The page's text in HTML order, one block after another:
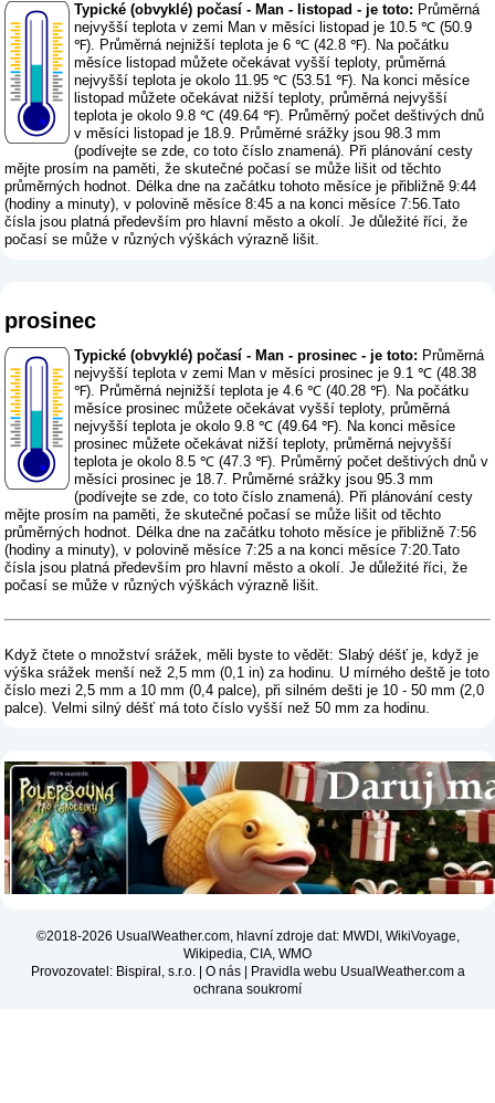
Typické (obvyklé) počasí - Man - listopad - je toto: Průměrná
nejvyšší teplota v zemi Man v měsíci listopad je 10.5 ℃ (50.9
℉). Průměrná nejnižší teplota je 6 ℃ (42.8 ℉). Na počátku
měsíce listopad můžete očekávat vyšší teploty, průměrná
nejvyšší teplota je okolo 11.95 ℃ (53.51 ℉). Na konci měsíce
listopad můžete očekávat nižší teploty, průměrná nejvyšší
teplota je okolo 9.8 ℃ (49.64 ℉). Průměrný počet deštivých dnů
v měsíci listopad je 18.9. Průměrné srážky jsou 98.3 mm
(podívejte se zde, co toto číslo znamená). Při plánování cesty
mějte prosím na paměti, že skutečné počasí se může lišit od těchto
průměrných hodnot. Délka dne na začátku tohoto měsíce je přibližně 9:44
(hodiny a minuty), v polovině měsíce 8:45 a na konci měsíce 7:56.Tato
čísla jsou platná především pro hlavní město a okolí. Je důležité říci, že
počasí se může v různých výškách výrazně lišit.
prosinec
Typické (obvyklé) počasí - Man - prosinec - je toto: Průměrná
nejvyšší teplota v zemi Man v měsíci prosinec je 9.1 ℃ (48.38
℉). Průměrná nejnižší teplota je 4.6 ℃ (40.28 ℉). Na počátku
měsíce prosinec můžete očekávat vyšší teploty, průměrná
nejvyšší teplota je okolo 9.8 ℃ (49.64 ℉). Na konci měsíce
prosinec můžete očekávat nižší teploty, průměrná nejvyšší
teplota je okolo 8.5 ℃ (47.3 ℉). Průměrný počet deštivých dnů v
měsíci prosinec je 18.7. Průměrné srážky jsou 95.3 mm
(podívejte se zde, co toto číslo znamená). Při plánování cesty
mějte prosím na paměti, že skutečné počasí se může lišit od těchto
průměrných hodnot. Délka dne na začátku tohoto měsíce je přibližně 7:56
(hodiny a minuty), v polovině měsíce 7:25 a na konci měsíce 7:20.Tato
čísla jsou platná především pro hlavní město a okolí. Je důležité říci, že
počasí se může v různých výškách výrazně lišit.
Když čtete o množství srážek, měli byste to vědět: Slabý déšť je, když je
výška srážek menší než 2,5 mm (0,1 in) za hodinu. U mírného deště je toto
číslo mezi 2,5 mm a 10 mm (0,4 palce), při silném dešti je 10 - 50 mm (2,0
palce). Velmi silný déšť má toto číslo vyšší než 50 mm za hodinu.
©2018-2026 UsualWeather.com, hlavní zdroje dat: MWDI, WikiVoyage,
Wikipedia, CIA, WMO
Provozovatel: Bispiral, s.r.o. | O nás| Pravidla webu UsualWeather.com a
ochrana soukromí